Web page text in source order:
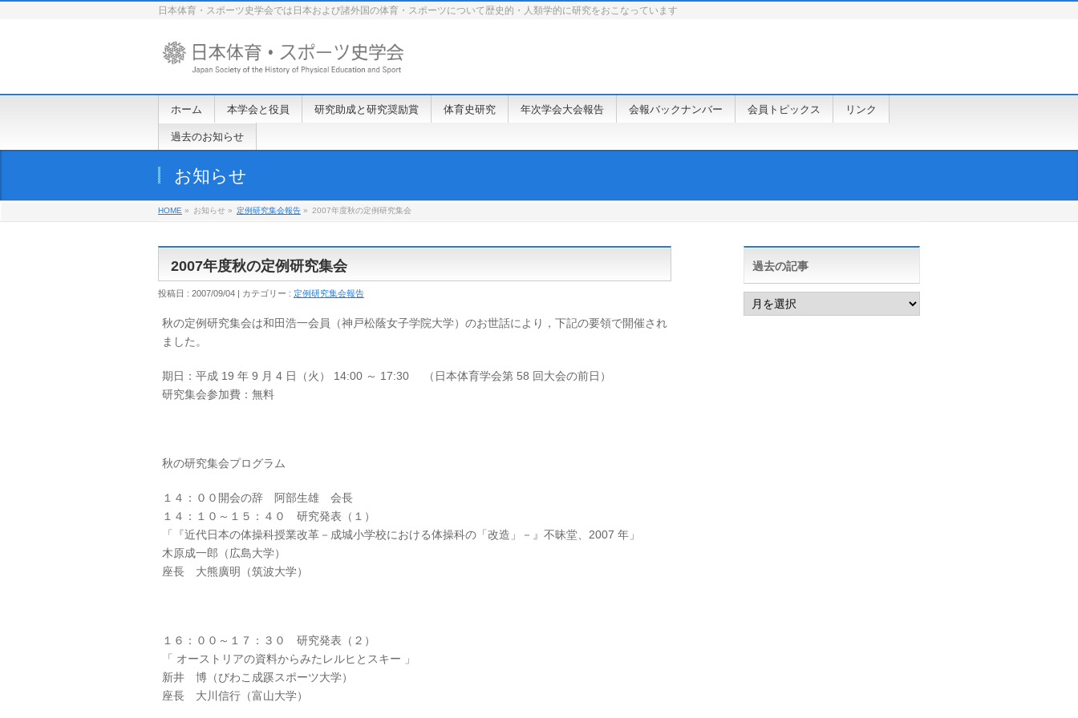
日本体育・スポーツ史学会では日本および諸外国の体育・スポーツについて歴史的・人類学的に研究をおこなっています
ホーム 本学会と役員 研究助成と研究奨励賞 体育史研究 年次学会大会報告 会報バックナンバー 会員トピックス リンク
過去のお知らせ
お知らせ
HOME » お知らせ » 定例研究集会報告 » 2007年度秋の定例研究集会
2007年度秋の定例研究集会
投稿日 : 2007/09/04 | カテゴリー : 定例研究集会報告
秋の定例研究集会は和田浩一会員（神戸松蔭女子学院大学）のお世話により，下記の要領で開催され
ました。
期日：平成 19 年 9 月 4 日（火） 14:00 ～ 17:30 （日本体育学会第 58 回大会の前日）
研究集会参加費：無料
秋の研究集会プログラム
１４：００開会の辞 阿部生雄 会長
１４：１０～１５：４０ 研究発表（１）
「『近代日本の体操科授業改革－成城小学校における体操科の「改造」－』不昧堂、2007 年」
木原成一郎（広島大学）
座長 大熊廣明（筑波大学）
１６：００～１７：３０ 研究発表（２）
「 オーストリアの資料からみたレルヒとスキー 」
新井 博（びわこ成蹊スポーツ大学）
座長 大川信行（富山大学）
過去の記事
過
去